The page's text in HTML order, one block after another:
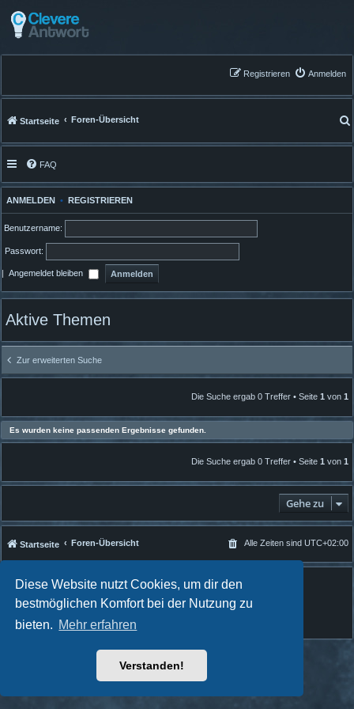
Diese Website nutzt Cookies, um dir den
bestmöglichen Komfort bei der Nutzung zu
bieten. Mehr erfahren
Verstanden!
Anmelden
Registrieren
Startseite Foren-Übersicht
FAQ
ANMELDEN • REGISTRIEREN
Benutzername:
Passwort:
| Angemeldet bleiben
Aktive Themen
Zur erweiterten Suche
Die Suche ergab 0 Treffer • Seite 1 von 1
Es wurden keine passenden Ergebnisse gefunden.
Die Suche ergab 0 Treffer • Seite 1 von 1
Gehe zu
Startseite Foren-Übersicht Alle Zeiten sind UTC+02:00
Quantum Codex style by FanFanlaTuFlippe
Deutsche Übersetzung durchphpBB.de
Datenschutz
Nutzungsbedingungen